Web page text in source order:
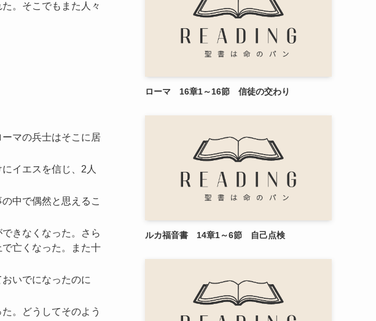
。そこでもまた人々
マの兵士はそこに居
イエスを信じ、2人
中で偶然と思えるこ
きなくなった。さら
亡くなった。また十
いでになったのに
。どうしてそのよう
ローマ 16章1～16節 信徒の交わり
ルカ福音書 14章1～6節 自己点検